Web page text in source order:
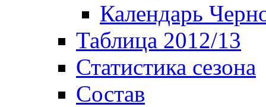
Календарь
Таблица 2012/13
Статистика сезона
Состав